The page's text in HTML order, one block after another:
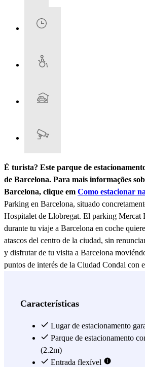
É turista? Este parque de
de Barcelona. Para mais informações
Barcelona, clique em Como estacionar
Parking en Barcelona, situado
Hospitalet de Llobregat. El parking Mercat
durante tu viaje a Barcelona en coche
atascos del centro de la ciudad, sin
y disfrutar de tu visita a Barcelona
puntos de interés de la Ciudad Condal con
Camp Nou, resultando ser el parking más
podrás ahorrar durante tu viaje a Barcelona
tu coche estará a buen recaudo durante
parking La Florida está constantemente
Barcelona sin preocupaciones gracias al
Características
Lugar de estacionamento
Parque de estacionamento
(2.2m)
Entrada flexível